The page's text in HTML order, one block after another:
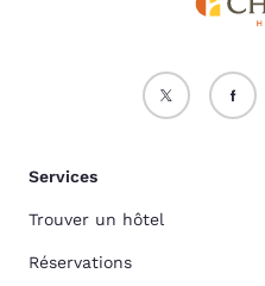
Services
Trouver un hôtel
Réservations